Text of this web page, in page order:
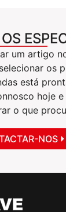
um artigo
os
está
hoje
o que
NOS